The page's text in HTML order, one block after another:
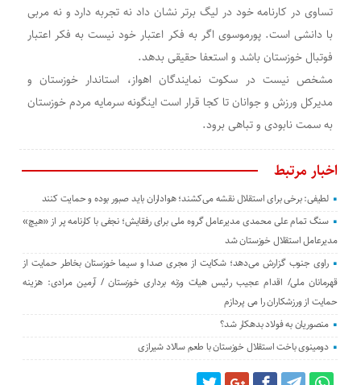
تساوی در کارنامه خود در لیگ برتر نشان داد نه تجربه دارد و نه مربی
با دانشی است. پورموسوی اگر به فکر اعتبار خود نیست به فکر اعتبار
فوتبال خوزستان باشد و استعفا حقیقی بدهد.
مشخص نیست در سکوت نمایندگان اهواز، استاندار خوزستان و
مدیرکل ورزش و جوانان تا کجا قرار است اینگونه سرمایه مردم خوزستان
به سمت نابودی و تباهی برود.
اخبار مرتبط
لطیفی: برخی برای استقلال نقشه می‌کشند؛ هواداران باید صبور بوده و حمایت کنند
سنگ تمام علی محمدی مدیرعامل گروه ملی برای رفقایش؛ نجفی با کارنامه پر از «هیچ»
مدیرعامل استقلال خوزستان شد
راوی جنوب گزارش می‌دهد؛ شکایت از مجری صدا و سیما خوزستان بخاطر حمایت از
قهرمانان ملی/ اقدام عجیب رئیس هیات وزنه برداری خوزستان / آرمین مرادی: هزینه
حمایت از ورزشکاران را می پردازم
منصوریان به فولاد بدهکار شد؟
دومینوی باخت استقلال خوزستان با طعم سالاد شیرازی